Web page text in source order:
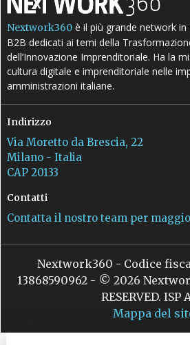
Nextwork360 è il più grande network
B2B dedicati ai temi della
dell’Innovazione Imprenditoriale. Ha la
cultura digitale e imprenditoriale nelle
amministrazioni italiane.
Indirizzo
Via Moretto da Brescia, 22
Milano - Italia
CAP 20133
Contatti
Contatta il nostro team per
Nextwork360 - Codice
13868590962 - © 2026
RESERVED. ISP
Mappa del